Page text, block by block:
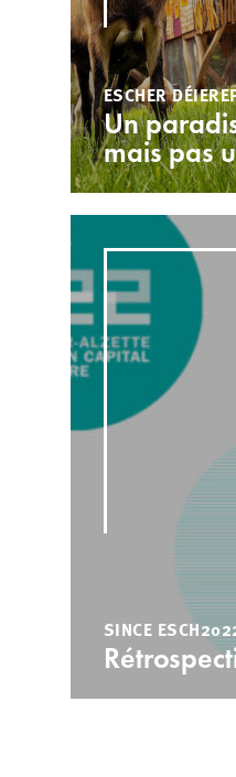
ESCHER
Un
mais pas
SINCE